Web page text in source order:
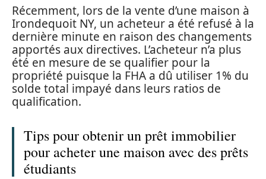
Récemment, lors de la vente d’une maison à
Irondequoit NY, un acheteur a été refusé à la
dernière minute en raison des changements
apportés aux directives. L’acheteur n’a plus
été en mesure de se qualifier pour la
propriété puisque la FHA a dû utiliser 1% du
solde total impayé dans leurs ratios de
qualification.
Tips pour obtenir un prêt immobilier
pour acheter une maison avec des prêts
étudiants